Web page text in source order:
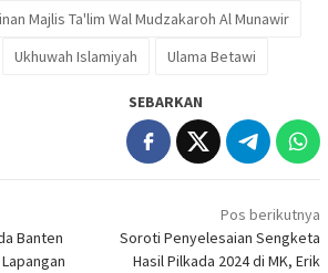
Majlis Ta'lim Wal Mudzakaroh Al Munawir
Ukhuwah Islamiyah Ulama Betawi
SEBARKAN
Banten
Pos berikutnya
Soroti Penyelesaian Sengketa
Hasil Pilkada 2024 di MK, Erik